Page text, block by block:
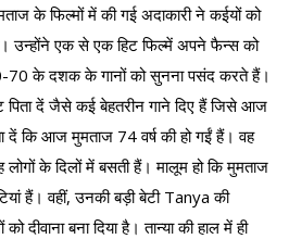
के फिल्मों में की गई अदाकारी ने कईयों को
उन्होंने एक से एक हिट फिल्में अपने फैन्स को
70 के दशक के गानों को सुनना पसंद करते हैं।
पिता दें जैसे कई बेहतरीन गाने दिए हैं जिसे आज
दें कि आज मुमताज 74 वर्ष की हो गईं हैं। वह
के दिलों में बसती हैं। मालूम हो कि मुमताज
हैं। वहीं, उनकी बड़ी बेटी Tanya की
दीवाना बना दिया है। तान्या की हाल में ही